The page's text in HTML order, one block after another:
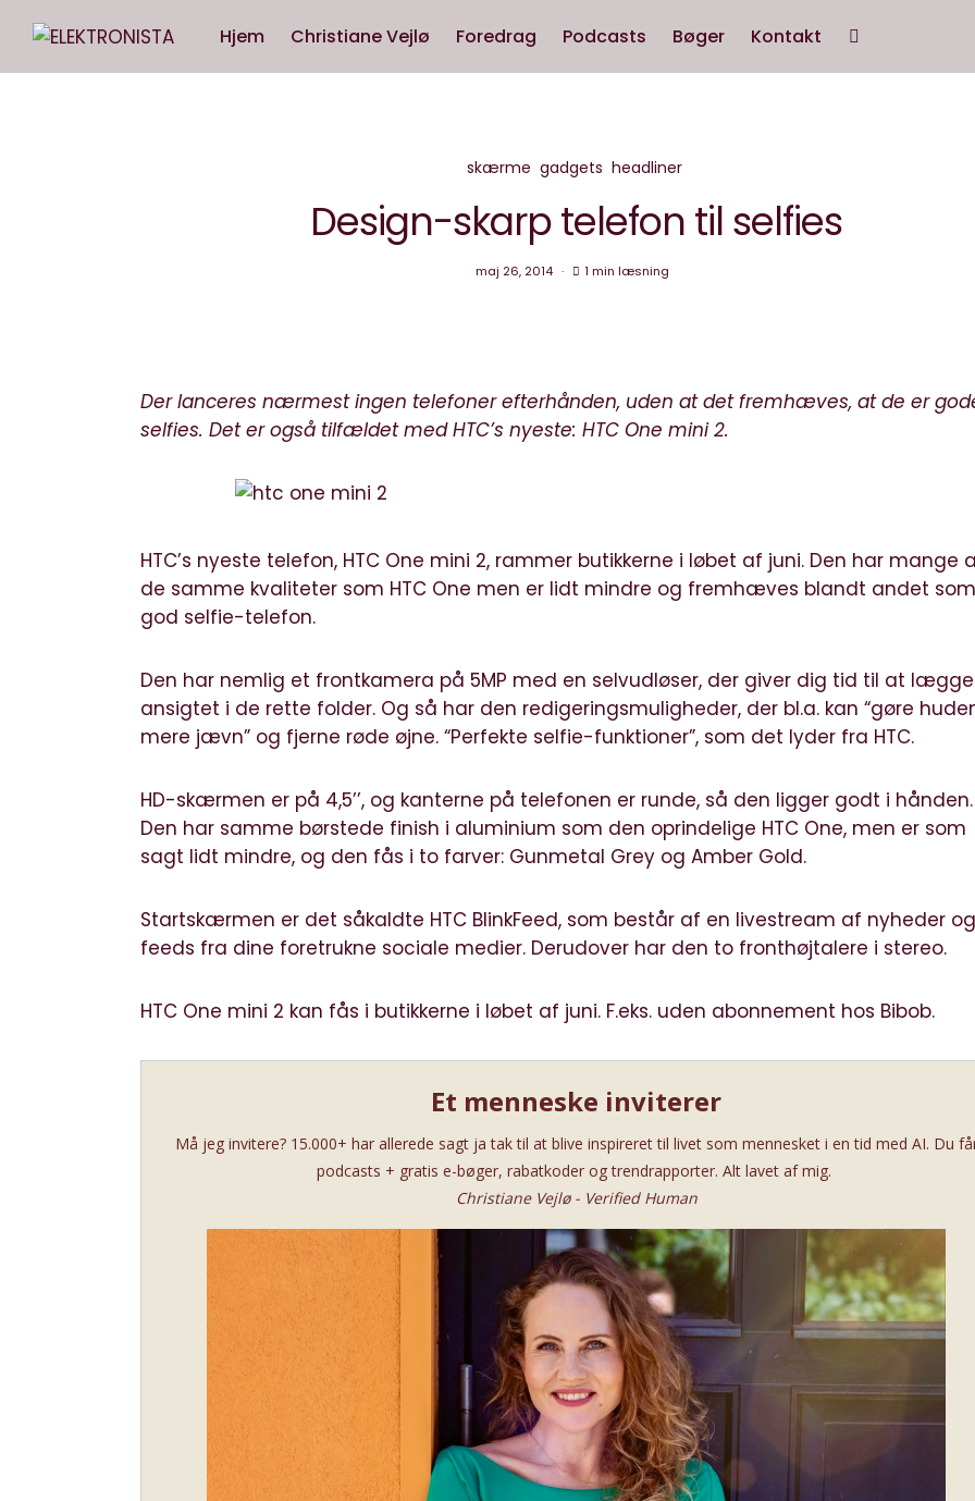
Hjem Christiane Vejlø Foredrag Podcasts Bøger Kontakt
skærme gadgets headliner
Design-skarp telefon til selfies
maj 26, 2014 1 min læsning
Der lanceres nærmest ingen telefoner efterhånden, uden at det fremhæves, at de er
selfies. Det er også tilfældet med HTC’s nyeste: HTC One mini 2.
HTC’s nyeste telefon, HTC One mini 2, rammer butikkerne i løbet af juni. Den har mange
de samme kvaliteter som HTC One men er lidt mindre og fremhæves blandt andet
god selfie-telefon.
Den har nemlig et frontkamera på 5MP med en selvudløser, der giver dig tid til at lægge
ansigtet i de rette folder. Og så har den redigeringsmuligheder, der bl.a. kan “gøre
mere jævn” og fjerne røde øjne. “Perfekte selfie-funktioner”, som det lyder fra HTC.
HD-skærmen er på 4,5’’, og kanterne på telefonen er runde, så den ligger godt i hånden.
Den har samme børstede finish i aluminium som den oprindelige HTC One, men er som
sagt lidt mindre, og den fås i to farver: Gunmetal Grey og Amber Gold.
Startskærmen er det såkaldte HTC BlinkFeed, som består af en livestream af nyheder og
feeds fra dine foretrukne sociale medier. Derudover har den to fronthøjtalere i stereo.
HTC One mini 2 kan fås i butikkerne i løbet af juni. F.eks. uden abonnement hos Bibob.